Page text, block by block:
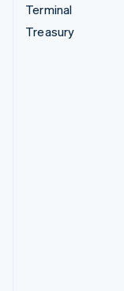
Terminal
Treasury